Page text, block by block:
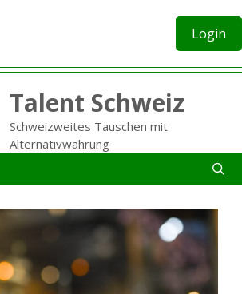
Login
Talent Schweiz
Schweizweites Tauschen mit
Alternativwährung